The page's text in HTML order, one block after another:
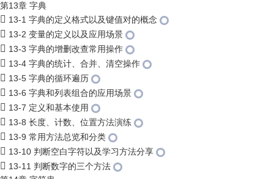
第13章 字典
13-1 字典的定义格式以及键值对的概念
13-2 变量的定义以及应用场景
13-3 字典的增删改查常用操作
13-4 字典的统计、合并、清空操作
13-5 字典的循环遍历
13-6 字典和列表组合的应用场景
13-7 定义和基本使用
13-8 长度、计数、位置方法演练
13-9 常用方法总览和分类
13-10 判断空白字符以及学习方法分享
13-11 判断数字的三个方法